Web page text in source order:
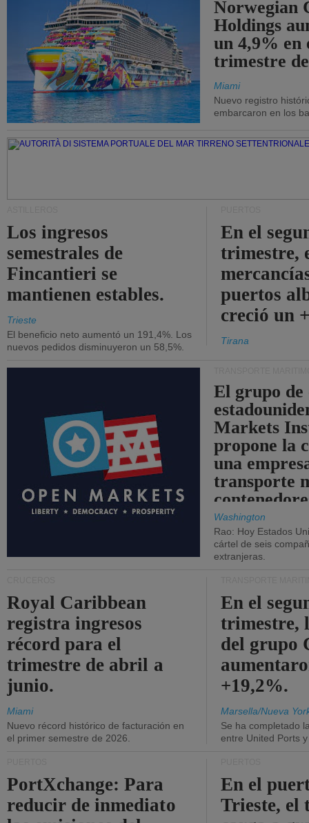
Norwegian
Holdings
un 4,9% en
trimestre
Miami
Nuevo registro
embarcaron en los
Los ingresos
semestrales de
Fincantieri se
mantienen estables.
Trieste
El beneficio neto aumentó un 191,4%. Los
nuevos pedidos disminuyeron un 58,5%.
En el
trimestre,
puertos
creció un
Tirana
El grupo de
Markets
propone la
una
transporte
Washington
Rao: Hoy Estados
cártel de seis
extranjeras.
Royal Caribbean
registra ingresos
récord para el
trimestre de abril a
junio.
Miami
Nuevo récord histórico de facturación en
el primer semestre de 2026.
En el
trimestre,
del grupo
+19,2%.
Marsella/Nueva
Se ha completado
entre United Ports
PortXchange: Para
reducir de inmediato
En el
Trieste, el